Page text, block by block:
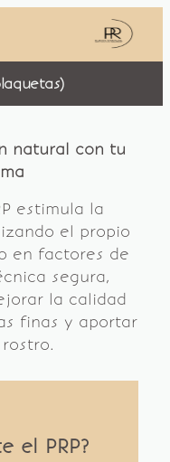
natural con tu
estimula la
el propio
en factores de
segura,
la calidad
finas y aportar
el PRP?